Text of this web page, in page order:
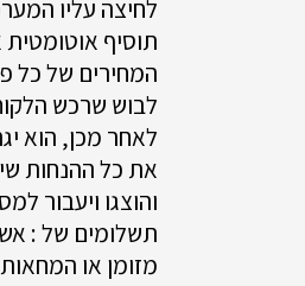
לחיצה עליו
תוסיף
המחירים של כל
לבוש שרכש
לאחר מכן, הוא
את כל ההנחות
והוצגו ויעבור
תשלומים של :
מזומן או המחאות